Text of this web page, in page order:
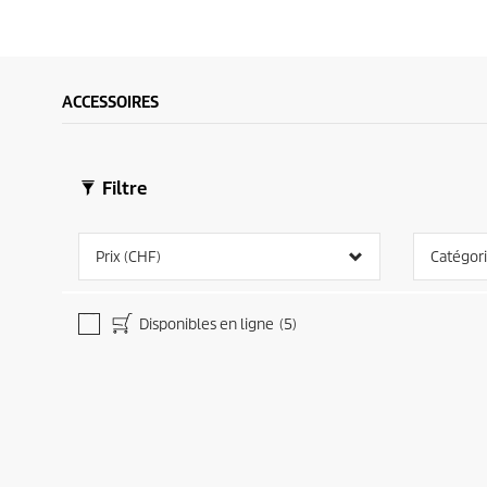
ACCESSOIRES
Filtre
Prix (CHF)
Disponibles en ligne (5)